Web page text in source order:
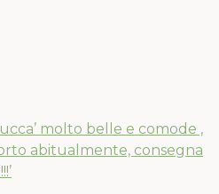
molto belle e comode ,
abitualmente, consegna